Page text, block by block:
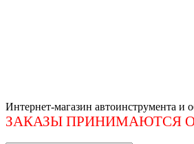
Интернет-магазин автоинструмента и
ЗАКАЗЫ ПРИНИМАЮТСЯ ОТ